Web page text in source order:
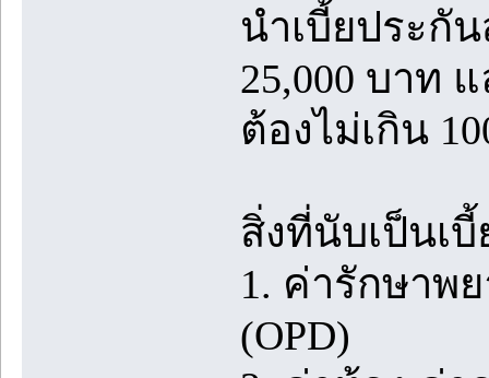
นำเบี้ยประกั
25,000 บาท
ต้องไม่เกิน
สิ่งที่นับเป็นเ
1. ค่ารักษาพ
(OPD)